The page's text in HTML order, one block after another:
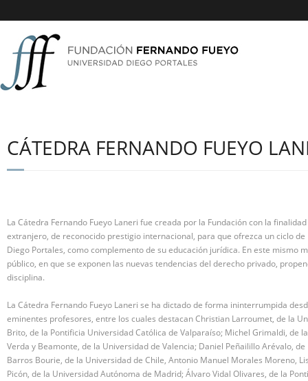
CÁTEDRA FERNANDO FUEYO
La Cátedra Fernando Fueyo Laneri fue creada por la Fundación con la
extranjero, de reconocido prestigio internacional, para que ofrezca un ciclo
Diego Portales, como complemento de su educación jurídica. En este mismo
público, en que se exponen las nuevas tendencias del derecho privado,
disciplina.
La Cátedra Fernando Fueyo Laneri se ha dictado de forma ininterrumpida
eminentes profesores, entre los cuales destacan Christian Larroumet, de la
Brito, de la Pontificia Universidad Católica de Valparaíso; Michel Grimaldi, de
Verda y Beamonte, de la Universidad de Valencia; Daniel Peñailillo Arévalo,
Barros Bourie, de la Universidad de Chile, Antonio Manuel Morales Moreno,
Picón, de la Universidad Autónoma de Madrid; Álvaro Vidal Olivares, de la